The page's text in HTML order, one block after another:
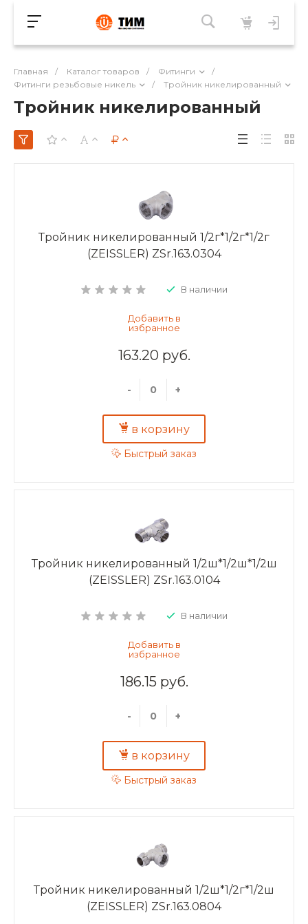
Главная / Каталог товаров / Фитинги
/
Фитинги резьбовые никель
/ Тройник никелированный
Тройник никелированный
Тройник никелированный 1/2г*1/2г*1/2г
(ZEISSLER) ZSr.163.0304
В наличии
163.20 руб.
- +
в корзину
Быстрый заказ
Тройник никелированный 1/2ш*1/2ш*1/2ш
(ZEISSLER) ZSr.163.0104
В наличии
186.15 руб.
- +
в корзину
Быстрый заказ
Тройник никелированный 1/2ш*1/2г*1/2ш
(ZEISSLER) ZSr.163.0804